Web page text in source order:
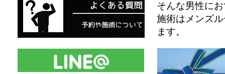
そんな男性に
施術はメンズ
ます。